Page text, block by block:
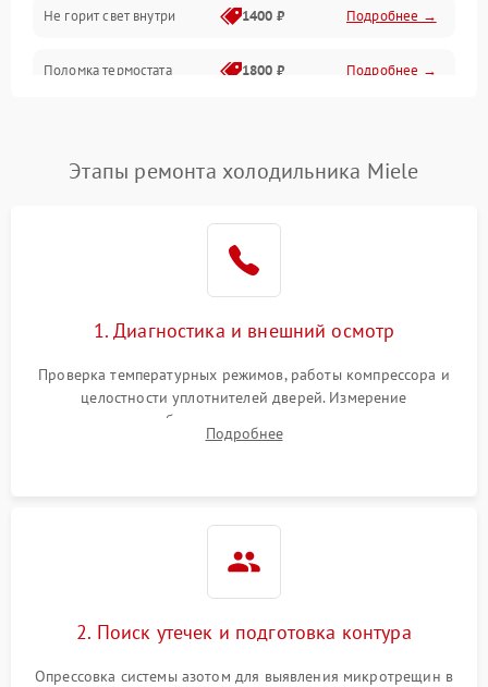
Не горит свет внутри 1400 ₽ Подробнее →
Поломка термостата 1800 ₽ Подробнее →
Поломка системы No Frost 2600 ₽ Подробнее →
работе
2000 ₽ Подробнее →
1000 ₽
1800 ₽
Этапы ремонта холодильника Miele
1. Диагностика и внешний осмотр
Проверка температурных режимов, работы компрессора и
целостности уплотнителей дверей. Измерение
сопротивления обмоток мотора, проверка термостата и
считывание кодов ошибок с электронного дисплея.
Подробнее
2. Поиск утечек и подготовка контура
Опрессовка системы азотом для выявления микротрещин в